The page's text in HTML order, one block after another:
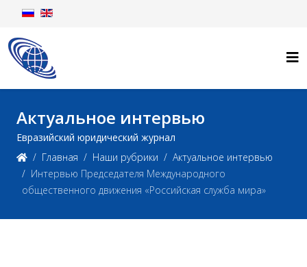
Актуальное интервью
Евразийский юридический журнал
Главная
Наши рубрики
Актуальное интервью
Интервью Председателя Международного
общественного движения «Российская служба мира»